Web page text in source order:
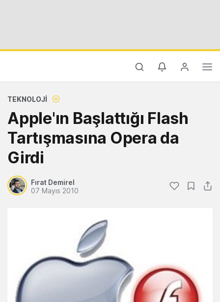
TEKNOLOJI
Apple'ın Başlattığı Flash
Tartışmasına Opera da
Girdi
Fırat Demirel
07 Mayıs 2010